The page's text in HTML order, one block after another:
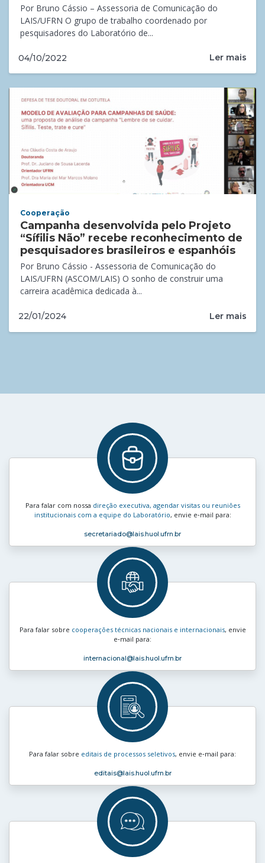
Por Bruno Cássio – Assessoria de Comunicação do
LAIS/UFRN O grupo de trabalho coordenado por
pesquisadores do Laboratório de...
04/10/2022 Ler mais
Cooperação
Campanha desenvolvida pelo Projeto
“Sífilis Não” recebe reconhecimento de
pesquisadores brasileiros e espanhóis
Por Bruno Cássio - Assessoria de Comunicação do
LAIS/UFRN (ASCOM/LAIS) O sonho de construir uma
carreira acadêmica dedicada à...
22/01/2024 Ler mais
Para falar com nossa direção executiva, agendar visitas ou reuniões
institucionais com a equipe do Laboratório, envie e‑mail para:
secretariado@lais.huol.ufrn.br
Para falar sobre cooperações técnicas nacionais e internacionais, envie
e‑mail para:
internacional@lais.huol.ufrn.br
Para falar sobre editais de processos seletivos, envie e‑mail para:
editais@lais.huol.ufrn.br